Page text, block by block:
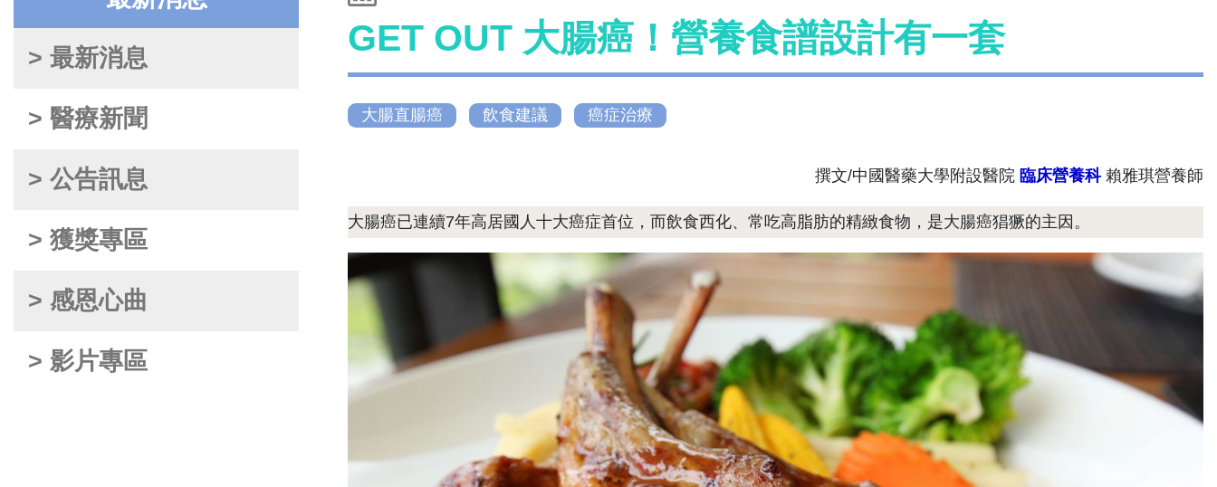
> 最新消息
> 醫療新聞
> 公告訊息
> 獲獎專區
> 感恩心曲
> 影片專區
GET OUT 大腸癌！營養食譜設計有一套
大腸直腸癌 飲食建議 癌症治療
撰文/中國醫藥大學附設醫院 臨床營養科賴雅琪營養師
大腸癌已連續7年高居國人十大癌症首位，而飲食西化、常吃高脂肪的精緻食物，是大腸癌猖獗的主因。